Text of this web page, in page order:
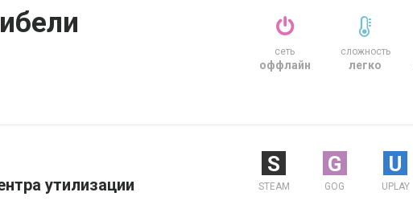
сеть
оффлайн
сложность
легко
утилизации
S
STEAM
G
GOG
U
UPLAY